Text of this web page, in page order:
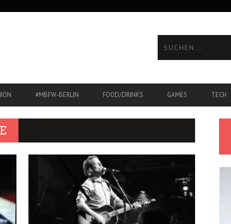
#MBFW-BERLIN FOOD/DRINKS GAMES TECH